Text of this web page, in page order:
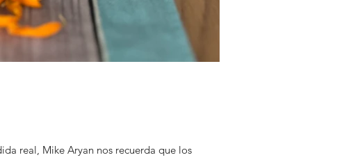
real, Mike Aryan nos recuerda que los